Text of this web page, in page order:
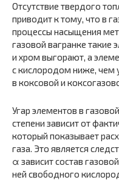
Отсутствие твердого
приводит к тому, что в
процессы насыщения
газовой вагранке такие
и хром выгорают, а
с кислородом ниже, чем
в коксовой и
Угар элементов в
степени зависит от
который показывает
газа. Это является
α зависит состав
ней свободного